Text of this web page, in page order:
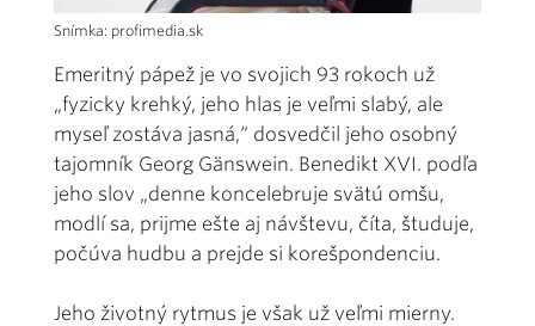
Snímka: profimedia.sk
Emeritný pápež je vo svojich 93 rokoch už
„fyzicky krehký, jeho hlas je veľmi slabý, ale
myseľ zostáva jasná,“ dosvedčil jeho osobný
tajomník Georg Gänswein. Benedikt XVI. podľa
jeho slov „denne koncelebruje svätú omšu,
modlí sa, prijme ešte aj návštevu, číta, študuje,
počúva hudbu a prejde si korešpondenciu.
Jeho životný rytmus je však už veľmi mierny.